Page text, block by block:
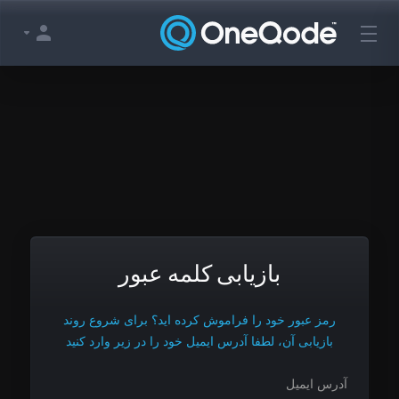
بازیابی کلمه عبور
رمز عبور خود را فراموش کرده اید؟ برای شروع روند
بازیابی آن، لطفا آدرس ایمیل خود را در زیر وارد کنید
آدرس ایمیل